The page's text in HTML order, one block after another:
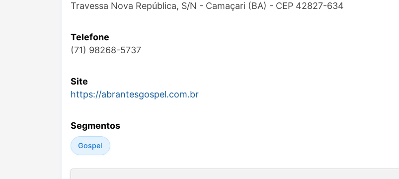
Travessa Nova República, S/N - Camaçari (BA) - CEP 42827-634
Telefone
(71) 98268-5737
Site
https://abrantesgospel.com.br
Segmentos
Gospel